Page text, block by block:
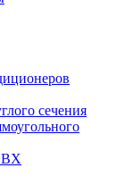
сечения